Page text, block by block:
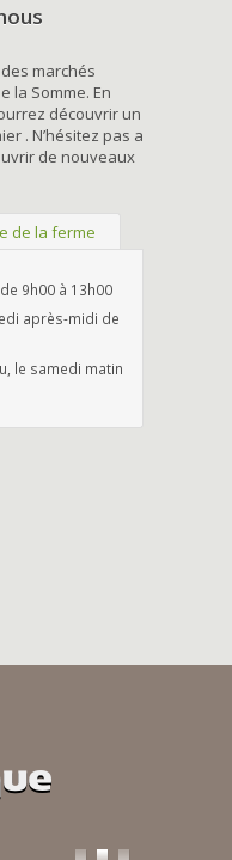
marchés
la Somme. En
découvrir un
. N’hésitez pas a
de nouveaux
de la ferme
9h00 à 13h00
après-midi de
le samedi matin